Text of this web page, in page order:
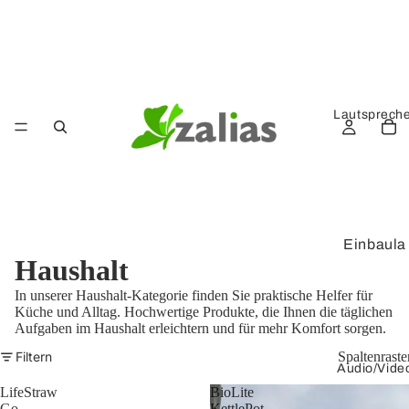
Einbaula
er
Kompak
cher
Audio/
Haushalt
In unserer Haushalt-Kategorie finden Sie praktische Helfer für
Küche und Alltag. Hochwertige Produkte, die Ihnen die täglichen
Aufgaben im Haushalt erleichtern und für mehr Komfort sorgen.
Filtern
LifeStraw
BioLite